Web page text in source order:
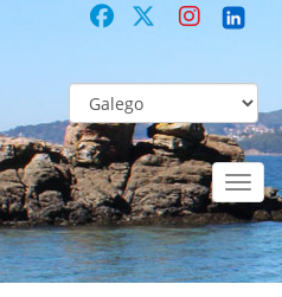
Toggle
participativa Contas e Orzamento